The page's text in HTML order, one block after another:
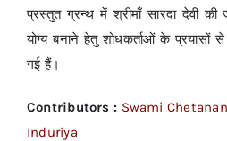
प्रस्तुत ग्रन्थ में श्रीमाँ सारदा देवी
योग्य बनाने हेतु शोधकर्ताओं के प्रयासों
गई हैं।
Contributors : Swami
Induriya